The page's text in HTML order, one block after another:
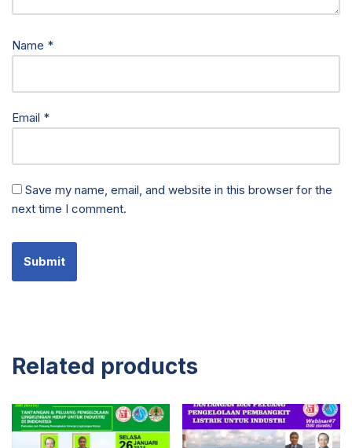
Name *
Email *
Save my name, email, and website in this browser for the
next time I comment.
Related products